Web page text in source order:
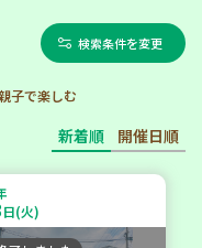
検索条件を変更
子で楽しむ
新着順 開催日順
日(火)